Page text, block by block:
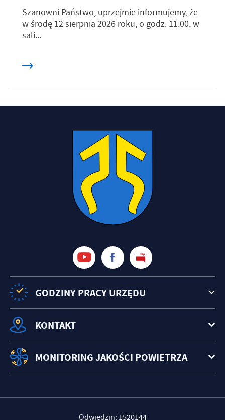
Szanowni Państwo, uprzejmie informujemy, że
w środę 12 sierpnia 2026 roku, o godz. 11.00, w
sali...
GODZINY PRACY URZĘDU
KONTAKT
MONITORING JAKOŚCI POWIETRZA
Odwiedzin: 1520144